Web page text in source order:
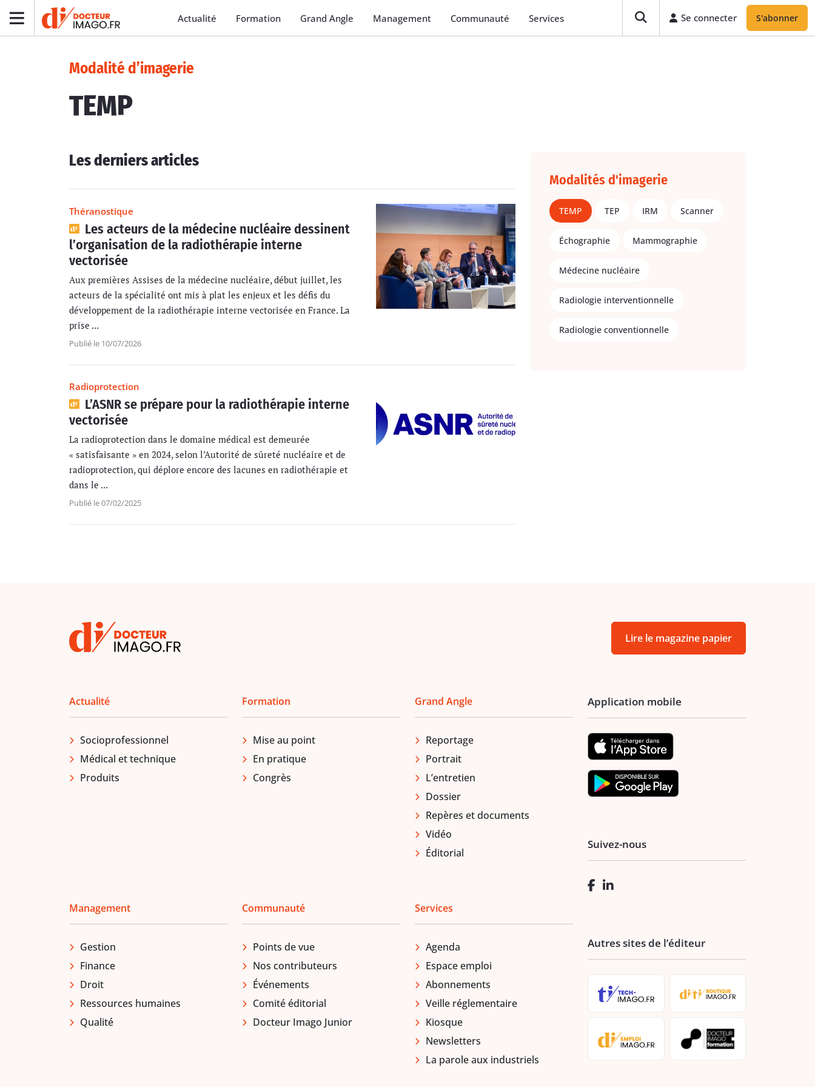
Actualité Formation Grand Angle Management Communauté Services Se connecter S'abonner
Modalité d’imagerie
TEMP
Les derniers articles
Théranostique
Les acteurs de la médecine nucléaire dessinent
l’organisation de la radiothérapie interne
vectorisée
Aux premières Assises de la médecine nucléaire, début juillet, les
acteurs de la spécialité ont mis à plat les enjeux et les défis du
développement de la radiothérapie interne vectorisée en France. La
prise ...
Publié le 10/07/2026
Radioprotection
L’ASNR se prépare pour la radiothérapie interne
vectorisée
La radioprotection dans le domaine médical est demeurée
« satisfaisante » en 2024, selon l’Autorité de sûreté nucléaire et de
radioprotection, qui déplore encore des lacunes en radiothérapie et
dans le ...
Publié le 07/02/2025
Modalités d'imagerie
TEMP TEP IRM Scanner
Échographie Mammographie
Médecine nucléaire
Radiologie interventionnelle
Radiologie conventionnelle
Lire le magazine papier
Actualité
Socioprofessionnel
Médical et technique
Produits
Formation
Mise au point
En pratique
Congrès
Grand Angle
Reportage
Portrait
L’entretien
Dossier
Repères et documents
Vidéo
Éditorial
Management
Gestion
Finance
Droit
Ressources humaines
Qualité
Communauté
Points de vue
Nos contributeurs
Événements
Comité éditorial
Docteur Imago Junior
Services
Agenda
Espace emploi
Abonnements
Veille réglementaire
Kiosque
Newsletters
La parole aux industriels
Application mobile
Suivez-nous
Autres sites de l’éditeur